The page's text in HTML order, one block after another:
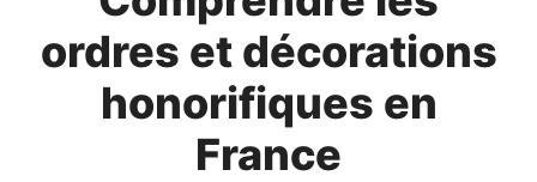
ordres et décorations
honorifiques en
France